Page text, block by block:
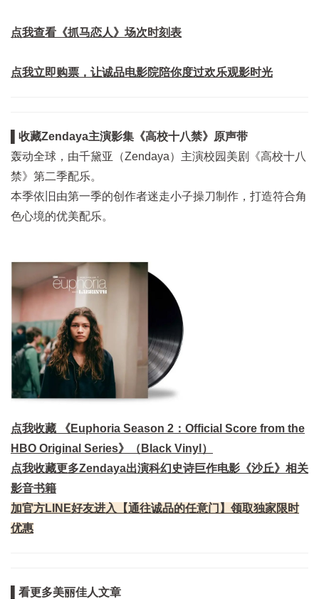
点我查看《抓马恋人》场次时刻表
点我立即购票，让诚品电影院陪你度过欢乐观影时光
▌收藏Zendaya主演影集《高校十八禁》原声带
轰动全球，由千黛亚（Zendaya）主演校园美剧《高校十八
禁》第二季配乐。
本季依旧由第一季的创作者迷走小子操刀制作，打造符合角
色心境的优美配乐。
点我收藏 《Euphoria Season 2：Official Score from the
HBO Original Series》（Black Vinyl）
点我收藏更多Zendaya出演科幻史诗巨作电影《沙丘》相关
影音书籍
加官方LINE好友进入【通往诚品的任意门】领取独家限时
优惠
▌看更多美丽佳人文章